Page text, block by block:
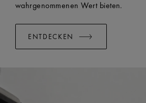
wahrgenommenen Wert bieten.
ENTDECKEN